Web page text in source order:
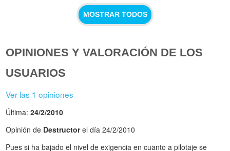
MOSTRAR TODOS
OPINIONES Y VALORACIÓN DE LOS
USUARIOS
Ver las 1 opiniones
Última:24/2/2010
Opinión de Destructorel día 24/2/2010
Pues si ha bajado el nivel de exigencia en cuanto a pilotaje se